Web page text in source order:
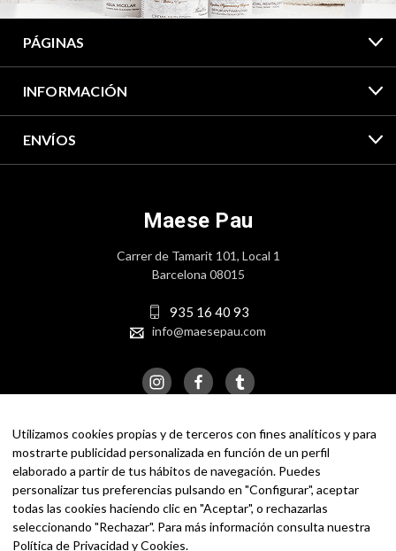
PÁGINAS
INFORMACIÓN
ENVÍOS
Maese Pau
Carrer de Tamarit 101, Local 1
Barcelona 08015
935 16 40 93
info@maesepau.com
Utilizamos cookies propias y de terceros con fines analíticos y para
mostrarte publicidad personalizada en función de un perfil
elaborado a partir de tus hábitos de navegación. Puedes
personalizar tus preferencias pulsando en "Configurar", aceptar
todas las cookies haciendo clic en "Aceptar", o rechazarlas
seleccionando "Rechazar". Para más información consulta nuestra
Política de Privacidad y Cookies.